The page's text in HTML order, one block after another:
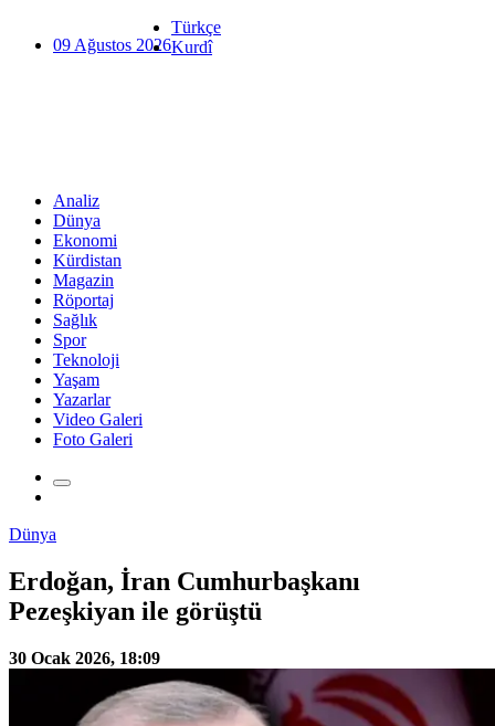
09 Ağustos 2026
Türkçe
Kurdî
Analiz
Dünya
Ekonomi
Kürdistan
Magazin
Röportaj
Sağlık
Spor
Teknoloji
Yaşam
Yazarlar
Video Galeri
Foto Galeri
Dünya
Erdoğan, İran Cumhurbaşkanı
Pezeşkiyan ile görüştü
30 Ocak 2026, 18:09